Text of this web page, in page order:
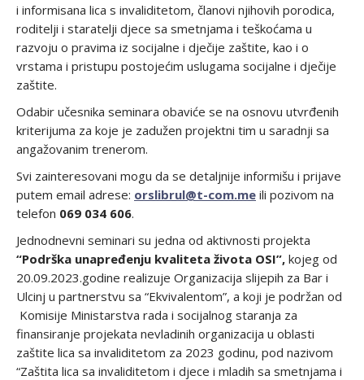
i informisana lica s invaliditetom, članovi njihovih porodica,
roditelji i staratelji djece sa smetnjama i teškoćama u
razvoju o pravima iz socijalne i dječije zaštite, kao i o
vrstama i pristupu postojećim uslugama socijalne i dječije
zaštite.
Odabir učesnika seminara obaviće se na osnovu utvrđenih
kriterijuma za koje je zadužen projektni tim u saradnji sa
angažovanim trenerom.
Svi zainteresovani mogu da se detaljnije informišu i prijave
putem email adrese: orslibrul@t-com.me ili pozivom na
telefon 069 034 606.
Jednodnevni seminari su jedna od aktivnosti projekta
“Podrška unapređenju kvaliteta života OSI”, kojeg od
20.09.2023.godine realizuje Organizacija slijepih za Bar i
Ulcinj u partnerstvu sa “Ekvivalentom”, a koji je podržan od
Komisije Ministarstva rada i socijalnog staranja za
finansiranje projekata nevladinih organizacija u oblasti
zaštite lica sa invaliditetom za 2023 godinu, pod nazivom
“Zaštita lica sa invaliditetom i djece i mladih sa smetnjama i